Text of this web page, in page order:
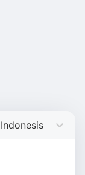
Indonesisk